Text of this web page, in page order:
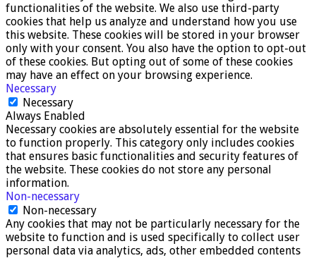
functionalities of the website. We also use third-party
cookies that help us analyze and understand how you use
this website. These cookies will be stored in your browser
only with your consent. You also have the option to opt-out
of these cookies. But opting out of some of these cookies
may have an effect on your browsing experience.
Necessary
Necessary
Always Enabled
Necessary cookies are absolutely essential for the website
to function properly. This category only includes cookies
that ensures basic functionalities and security features of
the website. These cookies do not store any personal
information.
Non-necessary
Non-necessary
Any cookies that may not be particularly necessary for the
website to function and is used specifically to collect user
personal data via analytics, ads, other embedded contents